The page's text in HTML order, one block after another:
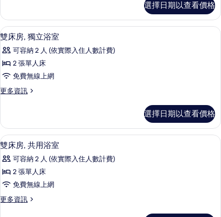
浴
室
的
所
有
相
片
房,
獨
立
室
的
情
選擇日期以查看價格
顯
示
雙
床
獨
浴
室
的
所
有
相
片
9
雙床房, 獨立浴室
可容納 2 人 (依實際入住人數計費)
2 張單人床
免費無線上網
更多資訊
更
房,
獨
立
室
的
情
選擇日期以查看價格
顯
示
雙
床
共
8
雙床房, 共用浴室
可容納 2 人 (依實際入住人數計費)
2 張單人床
免費無線上網
更多資訊
更